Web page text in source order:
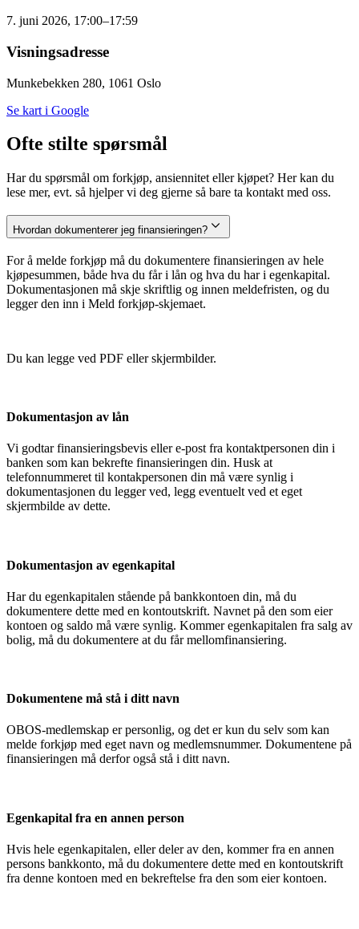
7. juni 2026, 17:00–17:59
Visningsadresse
Munkebekken 280, 1061 Oslo
Se kart i Google
Ofte stilte spørsmål
Har du spørsmål om forkjøp, ansiennitet eller kjøpet? Her kan du
lese mer, evt. så hjelper vi deg gjerne så bare ta kontakt med oss.
Hvordan dokumenterer jeg finansieringen?
For å melde forkjøp må du dokumentere finansieringen av hele
kjøpesummen, både hva du får i lån og hva du har i egenkapital.
Dokumentasjonen må skje skriftlig og innen meldefristen, og du
legger den inn i Meld forkjøp-skjemaet.
Du kan legge ved PDF eller skjermbilder.
Dokumentasjon av lån
Vi godtar finansieringsbevis eller e-post fra kontaktpersonen din i
banken som kan bekrefte finansieringen din. Husk at
telefonnummeret til kontakpersonen din må være synlig i
dokumentasjonen du legger ved, legg eventuelt ved et eget
skjermbilde av dette.
Dokumentasjon av egenkapital
Har du egenkapitalen stående på bankkontoen din, må du
dokumentere dette med en kontoutskrift. Navnet på den som eier
kontoen og saldo må være synlig. Kommer egenkapitalen fra salg av
bolig, må du dokumentere at du får mellomfinansiering.
Dokumentene må stå i ditt navn
OBOS-medlemskap er personlig, og det er kun du selv som kan
melde forkjøp med eget navn og medlemsnummer. Dokumentene på
finansieringen må derfor også stå i ditt navn.
Egenkapital fra en annen person
Hvis hele egenkapitalen, eller deler av den, kommer fra en annen
persons bankkonto, må du dokumentere dette med en kontoutskrift
fra denne kontoen med en bekreftelse fra den som eier kontoen.